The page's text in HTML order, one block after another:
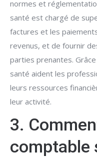
normes et
santé est chargé de
factures et les
revenus, et de fournir
parties prenantes.
santé aident les
leurs ressources
leur activité.
3.
comptable